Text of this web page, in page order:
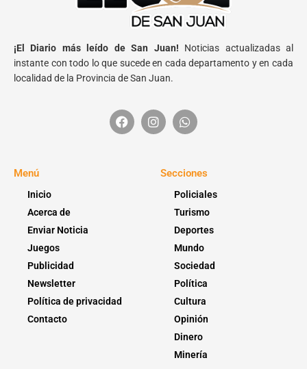
¡El Diario más leído de San Juan! Noticias actualizadas al
instante con todo lo que sucede en cada departamento y en cada
localidad de la Provincia de San Juan.
Menú
Inicio
Acerca de
Enviar Noticia
Juegos
Publicidad
Newsletter
Política de privacidad
Contacto
Secciones
Policiales
Turismo
Deportes
Mundo
Sociedad
Política
Cultura
Opinión
Dinero
Minería